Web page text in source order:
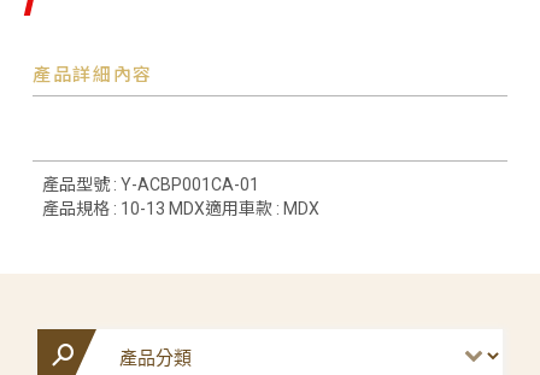
產品詳細內容
產品型號 : Y-ACBP001CA-01
產品規格 : 10-13 MDX適用車款 : MDX